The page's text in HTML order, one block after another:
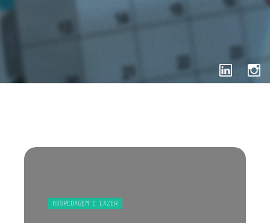
HOSPEDAGEM E LAZER